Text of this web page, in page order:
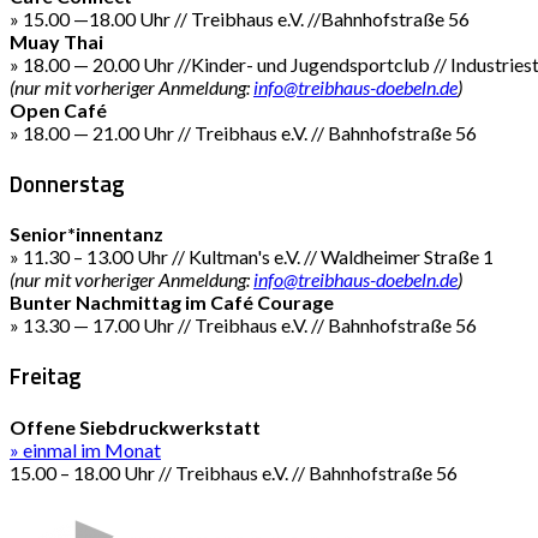
» 15.00 —18.00 Uhr // Treibhaus e.V. //Bahnhofstraße 56
Muay Thai
» 18.00 — 20.00 Uhr //Kinder- und Jugendsportclub //
(nur mit vorheriger Anmeldung: info@treibhaus-doebeln.de)
Open Café
» 18.00 — 21.00 Uhr // Treibhaus e.V. // Bahnhofstraße 56
Donnerstag
Senior*innentanz
» 11.30 – 13.00 Uhr // Kultman's e.V. // Waldheimer Straße 1
(nur mit vorheriger Anmeldung: info@treibhaus-doebeln.de)
Bunter Nachmittag im Café Courage
» 13.30 — 17.00 Uhr // Treibhaus e.V. // Bahnhofstraße 56
Freitag
Offene Siebdruckwerkstatt
» einmal im Monat
15.00 – 18.00 Uhr // Treibhaus e.V. // Bahnhofstraße 56